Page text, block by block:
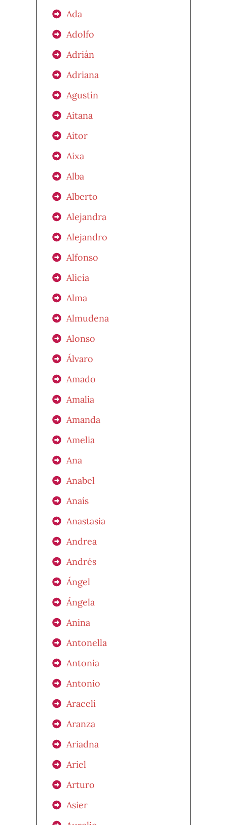
Ada
Adolfo
Adrián
Adriana
Agustín
Aitana
Aitor
Aixa
Alba
Alberto
Alejandra
Alejandro
Alfonso
Alicia
Alma
Almudena
Alonso
Álvaro
Amado
Amalia
Amanda
Amelia
Ana
Anabel
Anaís
Anastasia
Andrea
Andrés
Ángel
Ángela
Anina
Antonella
Antonia
Antonio
Araceli
Aranza
Ariadna
Ariel
Arturo
Asier